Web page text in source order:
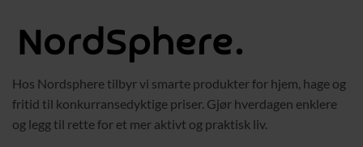
Hos Nordsphere tilbyr vi smarte produkter for hjem, hage og
fritid til konkurransedyktige priser. Gjør hverdagen enklere
og legg til rette for et mer aktivt og praktisk liv.